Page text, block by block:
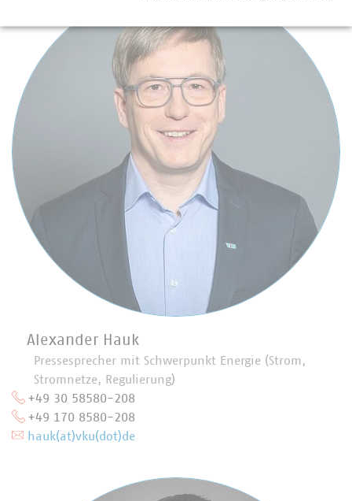
Alexander Hauk
Pressesprecher mit Schwerpunkt Energie (Strom,
Stromnetze, Regulierung)
+49 30 58580-208
+49 170 8580-208
hauk(at)vku(dot)de